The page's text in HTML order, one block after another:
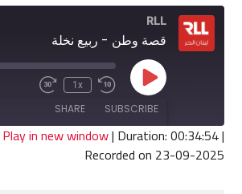
RLL
قصة وطن - ربيع نخلة
Play
Episode
Rewind
10
Seconds
1x
Fast
seconds
SUBSCRIBE
SHARE
SHARE
Play in new window| Duration: 00:34:54|
Recorded on 23-09-2025